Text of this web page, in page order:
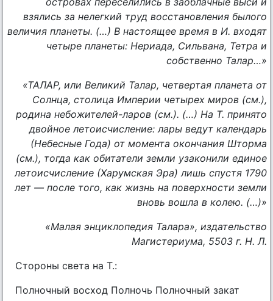
взялись за нелегкий труд восстановления былого
величия планеты. (…) В настоящее время в И. входят
четыре планеты: Нериада, Сильвана, Тетра и
собственно Талар…»
«ТАЛАР, или Великий Талар, четвертая планета от
Солнца, столица Империи четырех миров (см.),
родина небожителей-ларов (см.). (…) На Т. принято
двойное летоисчисление: лары ведут календарь
(Небесные Года) от момента окончания Шторма
(см.), тогда как обитатели земли узаконили единое
летоисчисление (Харумская Эра) лишь спустя 1790
лет — после того, как жизнь на поверхности земли
вновь вошла в колею. (…)»
«Малая энциклопедия Талара», издательство
Магистериума, 5503 г. Н. Л.
Стороны света на Т.:
Полночный восход Полночь Полночный закат